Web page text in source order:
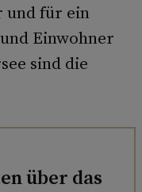
und für ein
Einwohner
sind die
über das